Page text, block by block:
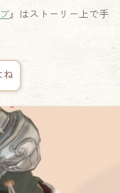
』はストーリー上で手
ね